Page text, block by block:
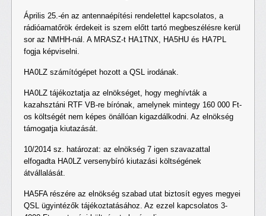
Április 25.-én az antennaépítési rendelettel kapcsolatos, a
rádióamatőrök érdekeit is szem előtt tartó megbeszélésre kerül
sor az NMHH-nál. A MRASZ-t HA1TNX, HA5HU és HA7PL
fogja képviselni.
HA0LZ számítógépet hozott a QSL irodának.
HA0LZ tájékoztatja az elnökséget, hogy meghívták a
kazahsztáni RTF VB-re bírónak, amelynek mintegy 160 000 Ft-
os költségét nem képes önállóan kigazdálkodni. Az elnökség
támogatja kiutazását.
10/2014 sz. határozat: az elnökség 7 igen szavazattal
elfogadta HA0LZ versenybíró kiutazási költségének
átvállalását.
HA5FA részére az elnökség szabad utat biztosít egyes megyei
QSL ügyintézők tájékoztatásához. Az ezzel kapcsolatos 3-